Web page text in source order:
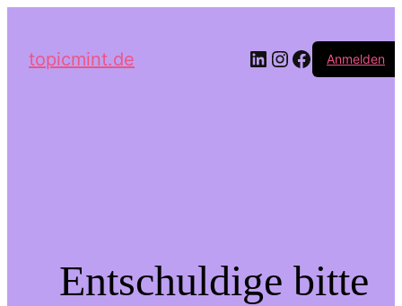
topicmint.de LinkedIn
Instagram
Facebook
Anmelden
Entschuldige bitte